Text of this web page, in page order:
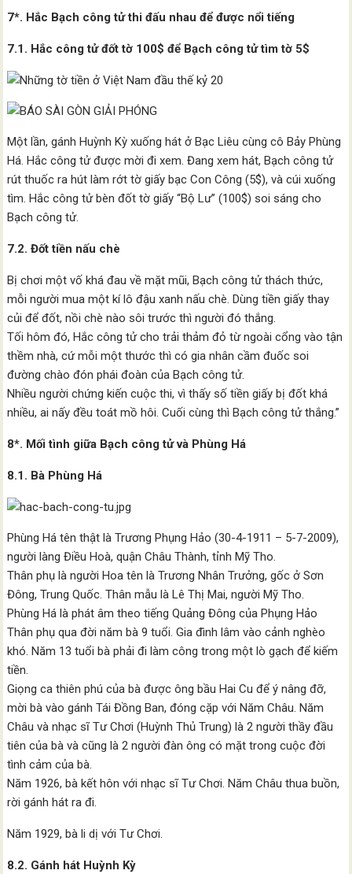
7*. Hắc Bạch công tử thi đấu nhau để được nổi tiếng
7.1. Hắc công tử đốt tờ 100$ để Bạch công tử tìm tờ 5$
Một lần, gánh Huỳnh Kỳ xuống hát ở Bạc Liêu cùng cô Bảy Phùng
Há. Hắc công tử được mời đi xem. Đang xem hát, Bạch công tử
rút thuốc ra hút làm rớt tờ giấy bạc Con Công (5$), và cúi xuống
tìm. Hắc công tử bèn đốt tờ giấy “Bộ Lư” (100$) soi sáng cho
Bạch công tử.
7.2. Đốt tiền nấu chè
Bị chơi một vố khá đau về mặt mũi, Bạch công tử thách thức,
mỗi người mua một kí lô đậu xanh nấu chè. Dùng tiền giấy thay
củi để đốt, nồi chè nào sôi trước thì người đó thắng.
Tối hôm đó, Hắc công tử cho trải thảm đỏ từ ngoài cổng vào tận
thềm nhà, cứ mỗi một thước thì có gia nhân cầm đuốc soi
đường chào đón phái đoàn của Bạch công tử.
Nhiều người chứng kiến cuộc thi, vì thấy số tiền giấy bị đốt khá
nhiều, ai nấy đều toát mồ hôi. Cuối cùng thì Bạch công tử thắng.”
8*. Mối tình giữa Bạch công tử và Phùng Há
8.1. Bà Phùng Há
Phùng Há tên thật là Trương Phụng Hảo (30-4-1911 – 5-7-2009),
người làng Điều Hoà, quận Châu Thành, tỉnh Mỹ Tho.
Thân phụ là người Hoa tên là Trương Nhân Trưởng, gốc ở Sơn
Đông, Trung Quốc. Thân mẫu là Lê Thị Mai, người Mỹ Tho.
Phùng Há là phát âm theo tiếng Quảng Đông của Phụng Hảo
Thân phụ qua đời năm bà 9 tuổi. Gia đình lâm vào cảnh nghèo
khó. Năm 13 tuổi bà phải đi làm công trong một lò gạch để kiếm
tiền.
Giọng ca thiên phú của bà được ông bầu Hai Cu để ý nâng đỡ,
mời bà vào gánh Tái Đồng Ban, đóng cặp với Năm Châu. Năm
Châu và nhạc sĩ Tư Chơi (Huỳnh Thủ Trung) là 2 người thầy đầu
tiên của bà và cũng là 2 người đàn ông có mặt trong cuộc đời
tình cảm của bà.
Năm 1926, bà kết hôn với nhạc sĩ Tư Chơi. Năm Châu thua buồn,
rời gánh hát ra đi.
Năm 1929, bà li dị với Tư Chơi.
8.2. Gánh hát Huỳnh Kỳ